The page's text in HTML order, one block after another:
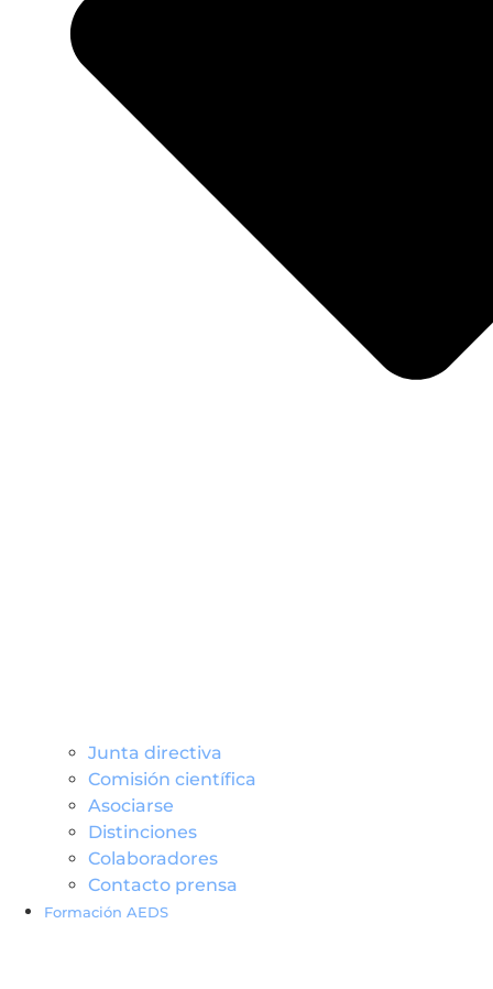
Junta directiva
Comisión científica
Asociarse
Distinciones
Colaboradores
Contacto prensa
Formación AEDS